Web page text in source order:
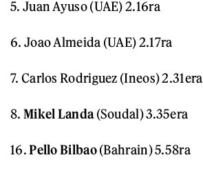
5. Juan Ayuso (UAE) 2.16ra
6. Joao Almeida (UAE) 2.17ra
7. Carlos Rodriguez (Ineos) 2.31era
8. Mikel Landa(Soudal) 3.35era
16.Pello Bilbao(Bahrain) 5.58ra